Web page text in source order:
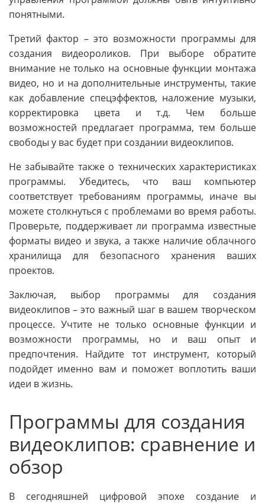
понятными.
Третий фактор – это возможности программы для
создания видеороликов. При выборе обратите
внимание не только на основные функции монтажа
видео, но и на дополнительные инструменты, такие
как добавление спецэффектов, наложение музыки,
корректировка цвета и т.д. Чем больше
возможностей предлагает программа, тем больше
свободы у вас будет при создании видеоклипов.
Не забывайте также о технических характеристиках
программы. Убедитесь, что ваш компьютер
соответствует требованиям программы, иначе вы
можете столкнуться с проблемами во время работы.
Проверьте, поддерживает ли программа известные
форматы видео и звука, а также наличие облачного
хранилища для безопасного хранения ваших
проектов.
Заключая, выбор программы для создания
видеоклипов – это важный шаг в вашем творческом
процессе. Учтите не только основные функции и
возможности программы, но и ваш опыт и
предпочтения. Найдите тот инструмент, который
подойдет именно вам и поможет воплотить ваши
идеи в жизнь.
Программы для создания
видеоклипов: сравнение и
обзор
В сегодняшней цифровой эпохе создание и